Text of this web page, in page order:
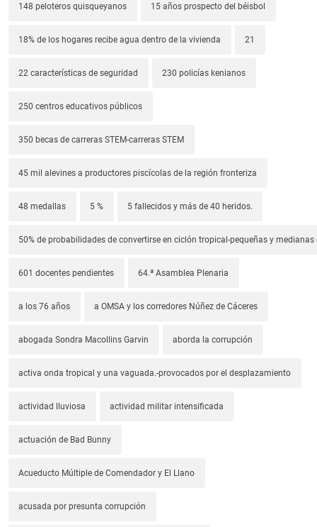
148 peloteros quisqueyanos 15 años prospecto del béisbol
18% de los hogares recibe agua dentro de la vivienda 21
22 características de seguridad 230 policías kenianos
250 centros educativos públicos
350 becas de carreras STEM-carreras STEM
45 mil alevines a productores piscícolas de la región fronteriza
48 medallas 5 % 5 fallecidos y más de 40 heridos.
50% de probabilidades de convertirse en ciclón tropical-pequeñas y
601 docentes pendientes 64.ª Asamblea Plenaria
a los 76 años a OMSA y los corredores Núñez de Cáceres
abogada Sondra Macollins Garvin aborda la corrupción
activa onda tropical y una vaguada.-provocados por el desplazamiento
actividad lluviosa actividad militar intensificada
actuación de Bad Bunny
Acueducto Múltiple de Comendador y El Llano
acusada por presunta corrupción